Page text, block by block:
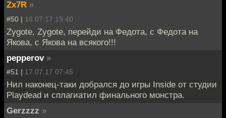
Zx7R »
#50 | 16.07.17 19:40
Zygote, Zygote, перейди на Федота, с Федота на
Якова, с Якова на всякого!!!
pepperov »
#51 | 17.07.17 07:45
Нил наконец-таки добрался до игры Inside от студии
Playdead и сплагиатил финального монстра.
Gerzzzz »